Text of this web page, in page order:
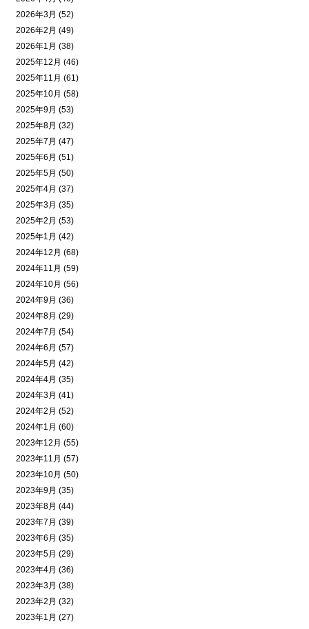
2026年3月 (52)
2026年2月 (49)
2026年1月 (38)
2025年12月 (46)
2025年11月 (61)
2025年10月 (58)
2025年9月 (53)
2025年8月 (32)
2025年7月 (47)
2025年6月 (51)
2025年5月 (50)
2025年4月 (37)
2025年3月 (35)
2025年2月 (53)
2025年1月 (42)
2024年12月 (68)
2024年11月 (59)
2024年10月 (56)
2024年9月 (36)
2024年8月 (29)
2024年7月 (54)
2024年6月 (57)
2024年5月 (42)
2024年4月 (35)
2024年3月 (41)
2024年2月 (52)
2024年1月 (60)
2023年12月 (55)
2023年11月 (57)
2023年10月 (50)
2023年9月 (35)
2023年8月 (44)
2023年7月 (39)
2023年6月 (35)
2023年5月 (29)
2023年4月 (36)
2023年3月 (38)
2023年2月 (32)
2023年1月 (27)